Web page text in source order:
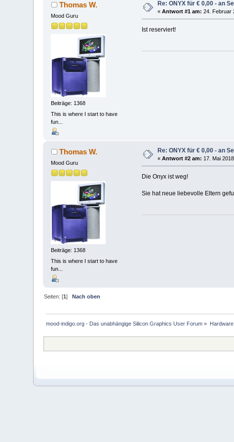
Thomas W.
Mood Guru
Beiträge: 1368
This is where I start to have
fun...
Re: ONYX für € 0,00 - an
«Antwort #1 am: 24. Februar
Ist reserviert!
Thomas W.
Mood Guru
Beiträge: 1368
This is where I start to have
fun...
Re: ONYX für € 0,00 - an
«Antwort #2 am: 17. Mai
Die Onyx ist weg!
Sie hat neue liebevolle Eltern
Seiten: [1]Nach oben
mood-indigo.org - Das unabhängige Silicon Graphics User Forum » Hardware